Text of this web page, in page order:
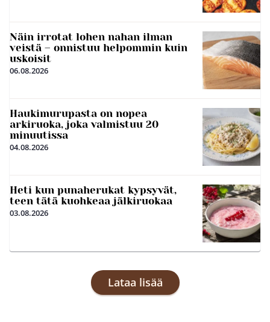
Näin irrotat lohen nahan ilman
veistä – onnistuu helpommin kuin
uskoisit
06.08.2026
Haukimurupasta on nopea
arkiruoka, joka valmistuu 20
minuutissa
04.08.2026
Heti kun punaherukat kypsyvät,
teen tätä kuohkeaa jälkiruokaa
03.08.2026
Lataa lisää